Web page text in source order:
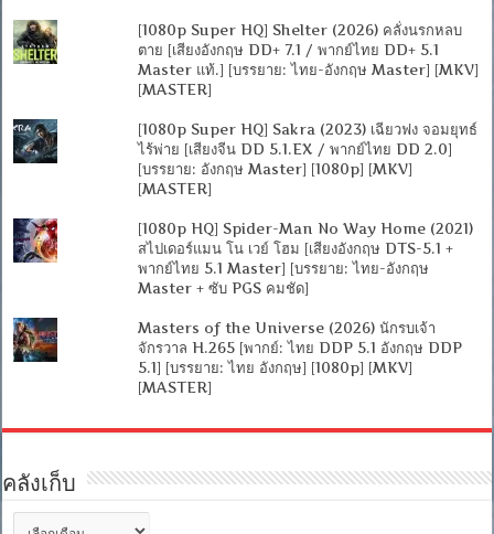
[1080p Super HQ] Shelter (2026) คลั่งนรกหลบ
ตาย [เสียงอังกฤษ DD+ 7.1 / พากย์ไทย DD+ 5.1
Master แท้.] [บรรยาย: ไทย-อังกฤษ Master] [MKV]
[MASTER]
[1080p Super HQ] Sakra (2023) เฉียวฟง จอมยุทธ์
ไร้พ่าย [เสียงจีน DD 5.1.EX / พากย์ไทย DD 2.0]
[บรรยาย: อังกฤษ Master] [1080p] [MKV]
[MASTER]
[1080p HQ] Spider-Man No Way Home (2021)
สไปเดอร์แมน โน เวย์ โฮม [เสียงอังกฤษ DTS-5.1 +
พากย์ไทย 5.1 Master] [บรรยาย: ไทย-อังกฤษ
Master + ซับ PGS คมชัด]
Masters of the Universe (2026) นักรบเจ้า
จักรวาล H.265 [พากย์: ไทย DDP 5.1 อังกฤษ DDP
5.1] [บรรยาย: ไทย อังกฤษ] [1080p] [MKV]
[MASTER]
คลังเก็บ